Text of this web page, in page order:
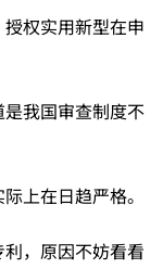
权实用新型在申
我国审查制度不
上在日趋严格。
，原因不妨看看